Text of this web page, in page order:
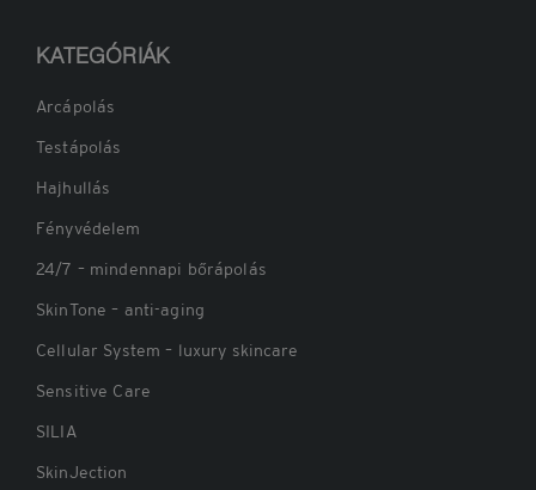
KATEGÓRIÁK
Arcápolás
Testápolás
Hajhullás
Fényvédelem
24/7 – mindennapi bőrápolás
SkinTone – anti-aging
Cellular System – luxury skincare
Sensitive Care
SILIA
SkinJection